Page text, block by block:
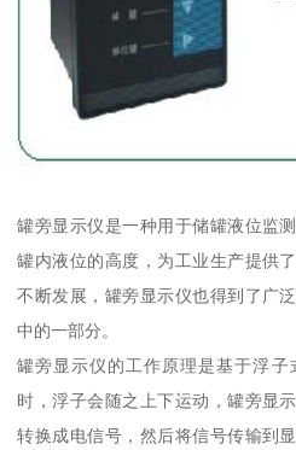
罐旁显示仪是一种用于储罐液位监
罐内液位的高度，为工业生产提供
不断发展，罐旁显示仪也得到了广
中的一部分。
罐旁显示仪的工作原理是基于浮
时，浮子会随之上下运动，罐旁显
转换成电信号，然后将信号传输到